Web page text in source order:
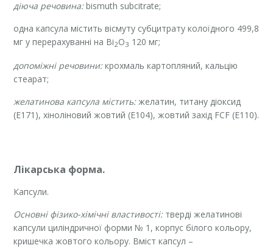
діюча речовина:bismuth subcitrate;
одна капсула містить вісмуту субцитрату колоїдного 499,8
мг у перерахуванні на Ві2О3 120 мг;
допоміжні речовини:крохмаль картопляний, кальцію
стеарат;
желатинова капсула містить:желатин, титану діоксид
(Е171), хіноліновий жовтий (Е104), жовтий захід FCF (Е110).
Лікарська форма.
Капсули.
Основні фізико-хімічні властивості:тверді желатинові
капсули циліндричної форми № 1, корпус білого кольору,
кришечка жовтого кольору. Вміст капсул –